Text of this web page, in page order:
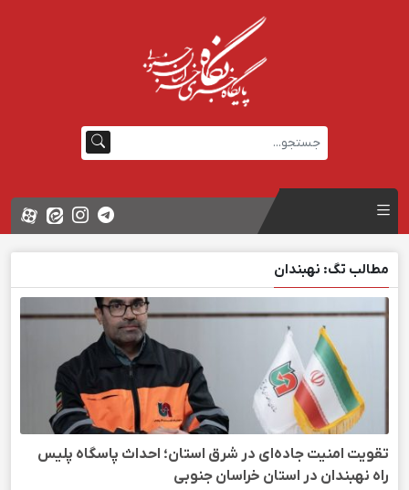
مطالب تگ: نهبندان
تقویت امنیت جاده‌ای در شرق استان؛ احداث پاسگاه پلیس
راه نهبندان در استان خراسان جنوبی